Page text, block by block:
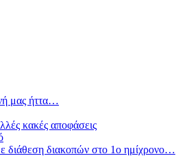
μας ήττα…
κακές αποφάσεις
διάθεση διακοπών στο 1ο ημίχρονο…